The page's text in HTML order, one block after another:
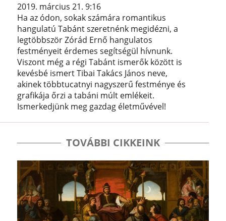
2019. március 21. 9:16
Ha az ódon, sokak számára romantikus
hangulatú Tabánt szeretnénk megidézni, a
legtöbbször Zórád Ernő hangulatos
festményeit érdemes segítségül hívnunk.
Viszont még a régi Tabánt ismerők között is
kevésbé ismert Tibai Takács János neve,
akinek többtucatnyi nagyszerű festménye és
grafikája őrzi a tabáni múlt emlékeit.
Ismerkedjünk meg gazdag életművével!
TOVÁBBI CIKKEINK